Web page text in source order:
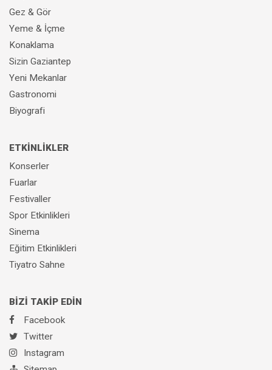
Gez & Gör
Yeme & İçme
Konaklama
Sizin Gaziantep
Yeni Mekanlar
Gastronomi
Biyografi
ETKİNLİKLER
Konserler
Fuarlar
Festivaller
Spor Etkinlikleri
Sinema
Eğitim Etkinlikleri
Tiyatro Sahne
BİZİ TAKİP EDİN
Facebook
Twitter
Instagram